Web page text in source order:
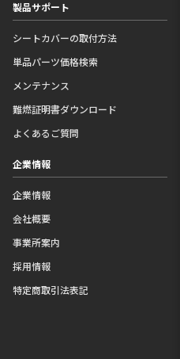
製品サポート
シートカバーの取付方法
単品パーツ価格検索
メンテナンス
難燃証明書ダウンロード
よくあるご質問
企業情報
企業情報
会社概要
事業所案内
採用情報
特定商取引法表記